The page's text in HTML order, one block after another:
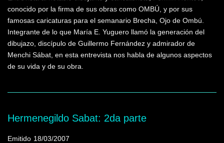
conocido por la firma de sus obras como OMBÚ, y por sus
famosas caricaturas para el semanario Brecha, Ojo de Ombú.
Integrante de lo que María E. Yuguero llamó la generación del
dibujazo, discípulo de Guillermo Fernández y admirador de
Menchi Sábat, en esta entrevista nos habla de algunos aspectos
de su vida y de su obra.
Hermenegildo Sabat: 2da parte
Emitido 18/03/2007